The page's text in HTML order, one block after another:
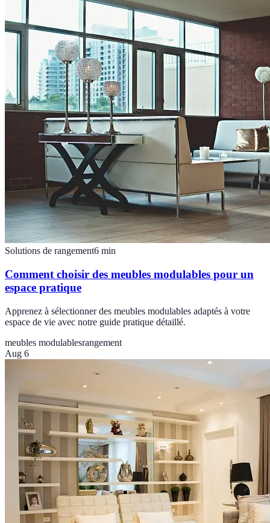
Solutions de rangement6 min
Comment choisir des meubles modulables pour un
espace pratique
Apprenez à sélectionner des meubles modulables adaptés à votre
espace de vie avec notre guide pratique détaillé.
meubles modulablesrangement
Aug 6